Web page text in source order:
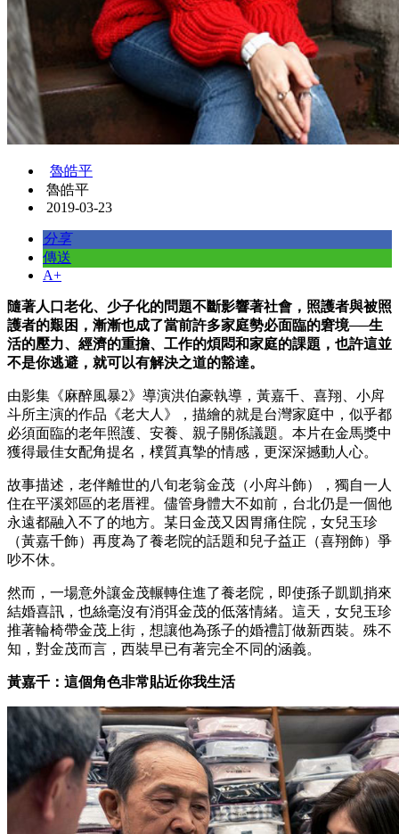
魯皓平
魯皓平
2019-03-23
分享
傳送
A+
隨著人口老化、少子化的問題不斷影響著社會，照護者與被照
護者的艱困，漸漸也成了當前許多家庭勢必面臨的窘境──生
活的壓力、經濟的重擔、工作的煩悶和家庭的課題，也許這並
不是你逃避，就可以有解決之道的豁達。
由影集《麻醉風暴2》導演洪伯豪執導，黃嘉千、喜翔、小戽
斗所主演的作品《老大人》，描繪的就是台灣家庭中，似乎都
必須面臨的老年照護、安養、親子關係議題。本片在金馬獎中
獲得最佳女配角提名，樸質真摯的情感，更深深撼動人心。
故事描述，老伴離世的八旬老翁金茂（小戽斗飾），獨自一人
住在平溪郊區的老厝裡。儘管身體大不如前，台北仍是一個他
永遠都融入不了的地方。某日金茂又因胃痛住院，女兒玉珍
（黃嘉千飾）再度為了養老院的話題和兒子益正（喜翔飾）爭
吵不休。
然而，一場意外讓金茂輾轉住進了養老院，即使孫子凱凱捎來
結婚喜訊，也絲毫沒有消弭金茂的低落情緒。這天，女兒玉珍
推著輪椅帶金茂上街，想讓他為孫子的婚禮訂做新西裝。殊不
知，對金茂而言，西裝早已有著完全不同的涵義。
黃嘉千：這個角色非常貼近你我生活